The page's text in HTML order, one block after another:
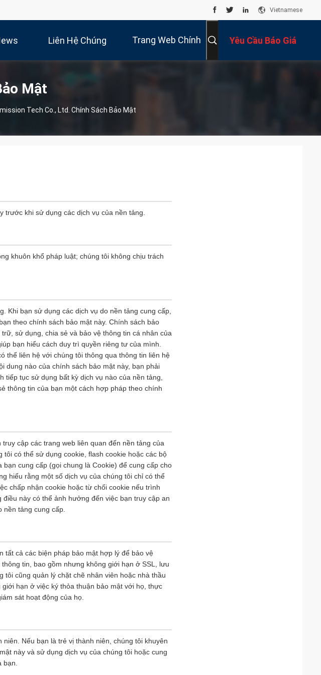
Vietnamese
Liên Hệ Chúng Trang Web Chính Yêu Cầu Báo Giá
Mật
Tech Co., Ltd. Chính Sách Bảo Mật
trước khi sử dụng các dịch vụ của nền tảng.
khuôn khổ pháp luật; chúng tôi không chịu trách
Khi bạn sử dụng các dịch vụ do nền tảng cung cấp,
theo chính sách bảo mật này. Chính sách bảo
sử dụng, chia sẻ và bảo vệ thông tin cá nhân của
bạn hiểu cách duy trì quyền riêng tư của mình.
thể liên hệ với chúng tôi thông qua thông tin liên hệ
dung nào của chính sách bảo mật này, bạn phải
tục sử dụng bất kỳ dịch vụ nào của nền tảng,
thông tin của bạn một cách hợp pháp theo chính
cập các trang web liên quan đến nền tảng của
có thể sử dụng cookie, flash cookie hoặc các bộ
cung cấp (gọi chung là Cookie) để cung cấp cho
hiểu rằng một số dịch vụ của chúng tôi chỉ có thể
chấp nhận cookie hoặc từ chối cookie nếu trình
này có thể ảnh hưởng đến việc bạn truy cập an
tảng cung cấp.
tất cả các biện pháp bảo mật hợp lý để bảo vệ
tin, bao gồm nhưng không giới hạn ở SSL, lưu
cũng quản lý chặt chẽ nhân viên hoặc nhà thầu
hạn ở việc ký thỏa thuận bảo mật với họ, thực
sát hoạt động của họ.
Nếu bạn là trẻ vị thành niên, chúng tôi khuyên
này và sử dụng dịch vụ của chúng tôi hoặc cung